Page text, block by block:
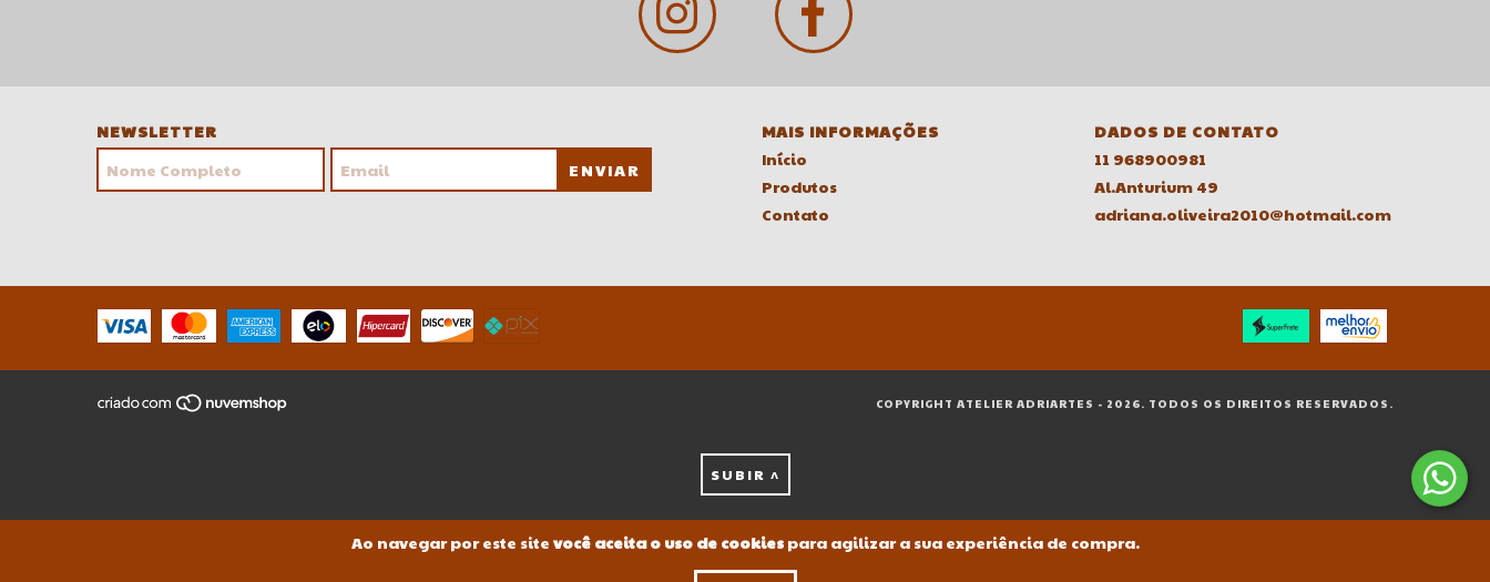
Ao navegar por este site você aceita o uso de cookiespara agilizar a sua experiência de compra.
NEWSLETTER
MAIS INFORMAÇÕES
Início
Produtos
Contato
DADOS DE CONTATO
11 968900981
Al.Anturium 49
adriana.oliveira2010@hotmail.com
COPYRIGHT ATELIER ADRIARTES - 2026. TODOS OS DIREITOS RESERVADOS.
SUBIR ^